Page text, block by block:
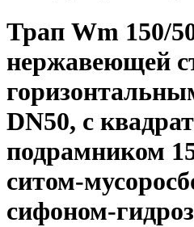
Трап Wm 150/
нержавеющей
DN50, с
подрамником
ситом-
сифоном-